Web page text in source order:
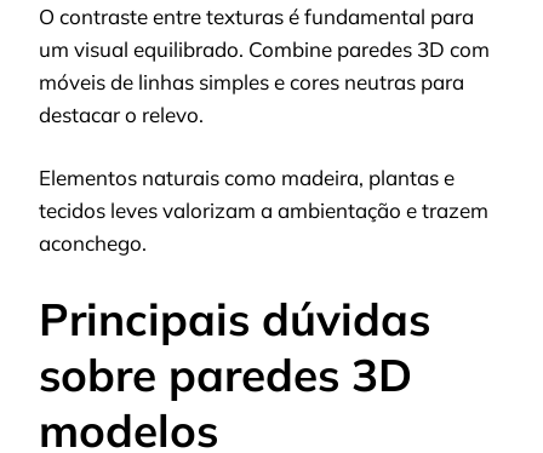
O contraste entre texturas é fundamental para
um visual equilibrado. Combine paredes 3D com
móveis de linhas simples e cores neutras para
destacar o relevo.
Elementos naturais como madeira, plantas e
tecidos leves valorizam a ambientação e trazem
aconchego.
Principais dúvidas
sobre paredes 3D
modelos